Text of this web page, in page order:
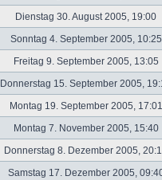
Dienstag 30. August 2005, 19:00
Sonntag 4. September 2005,
Freitag 9. September 2005, 13:05
Donnerstag 15. September 2005,
Montag 19. September 2005,
Montag 7. November 2005, 15:40
Donnerstag 8. Dezember 2005,
Samstag 17. Dezember 2005,